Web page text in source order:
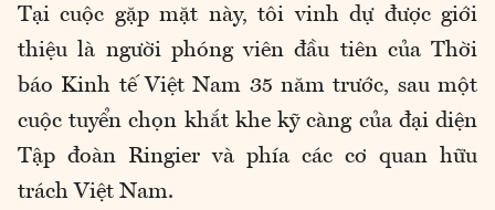
Tại cuộc gặp mặt này, tôi vinh dự được giới
thiệu là người phóng viên đầu tiên của Thời
báo Kinh tế Việt Nam 35 năm trước, sau một
cuộc tuyển chọn khắt khe kỹ càng của đại diện
Tập đoàn Ringier và phía các cơ quan hữu
trách Việt Nam.